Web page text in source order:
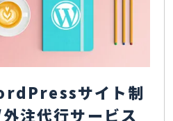
サイト制
注代行サービス